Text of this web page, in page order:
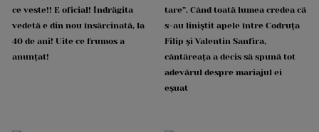
ce veste!! E oficial! Îndrăgita
vedetă e din nou însărcinată, la
40 de ani! Uite ce frumos a
anunțat!
tare”. Când toată lumea credea că
s-au liniștit apele între Codruța
Filip și Valentin Sanfira,
cântăreața a decis să spună tot
adevărul despre mariajul ei
eșuat